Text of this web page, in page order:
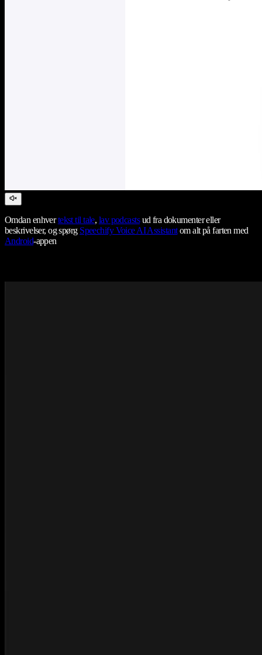
Omdan enhvertekst til tale, lav podcastsud fra dokumenter eller
beskrivelser, og spørg Speechify Voice AI Assistantom alt på farten med
Android-appen